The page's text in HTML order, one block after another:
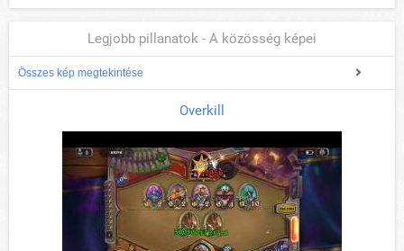
Legjobb pillanatok - A közösség képei
Összes kép megtekintése
Overkill